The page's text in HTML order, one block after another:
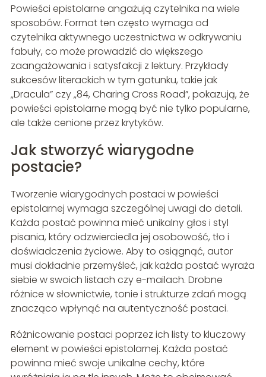
Powieści epistolarne angażują czytelnika na wiele
sposobów. Format ten często wymaga od
czytelnika aktywnego uczestnictwa w odkrywaniu
fabuły, co może prowadzić do większego
zaangażowania i satysfakcji z lektury. Przykłady
sukcesów literackich w tym gatunku, takie jak
„Dracula” czy „84, Charing Cross Road”, pokazują, że
powieści epistolarne mogą być nie tylko popularne,
ale także cenione przez krytyków.
Jak stworzyć wiarygodne
postacie?
Tworzenie wiarygodnych postaci w powieści
epistolarnej wymaga szczególnej uwagi do detali.
Każda postać powinna mieć unikalny głos i styl
pisania, który odzwierciedla jej osobowość, tło i
doświadczenia życiowe. Aby to osiągnąć, autor
musi dokładnie przemyśleć, jak każda postać wyraża
siebie w swoich listach czy e-mailach. Drobne
różnice w słownictwie, tonie i strukturze zdań mogą
znacząco wpłynąć na autentyczność postaci.
Różnicowanie postaci poprzez ich listy to kluczowy
element w powieści epistolarnej. Każda postać
powinna mieć swoje unikalne cechy, które